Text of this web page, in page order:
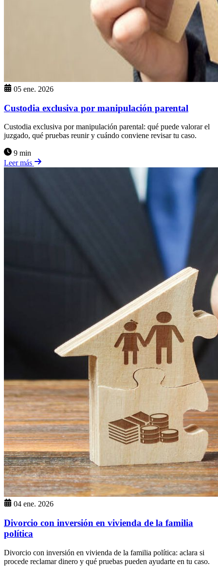
05 ene. 2026
Custodia exclusiva por manipulación parental
Custodia exclusiva por manipulación parental: qué puede valorar el
juzgado, qué pruebas reunir y cuándo conviene revisar tu caso.
9 min
Leer más
04 ene. 2026
Divorcio con inversión en vivienda de la familia
política
Divorcio con inversión en vivienda de la familia política: aclara si
procede reclamar dinero y qué pruebas pueden ayudarte en tu caso.